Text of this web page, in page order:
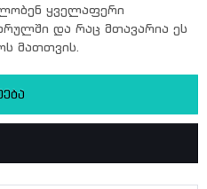
ყველაფერი
და რაც მთავარია ეს
მათთვის.